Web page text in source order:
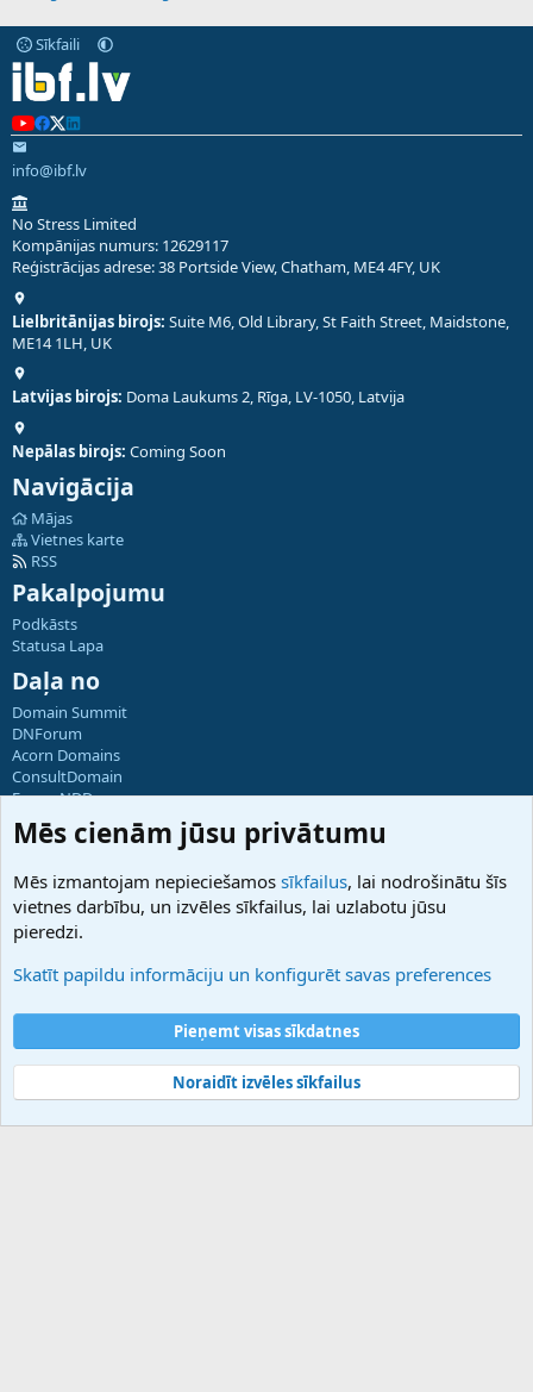
Sīkfaili
info@ibf.lv
No Stress Limited
Kompānijas numurs: 12629117
Reģistrācijas adrese: 38 Portside View, Chatham, ME4 4FY, UK
Lielbritānijas birojs: Suite M6, Old Library, St Faith Street, Maidstone,
ME14 1LH, UK
Latvijas birojs: Doma Laukums 2, Rīga, LV-1050, Latvija
Nepālas birojs: Coming Soon
Navigācija
Mājas
Vietnes karte
RSS
Pakalpojumu
Podkāsts
Statusa Lapa
Daļa no
Domain Summit
DNForum
Acorn Domains
ConsultDomain
ForumNDD
Domainforum.ro
27.be
Hostmaria
Atbalsts
Palīdzība
Noteikumi un nosacījumi
Privātuma politika
Community platform by XenForo® © 2010-2025 XenForo Ltd.
Mēs cienām jūsu privātumu
Mēs izmantojam nepieciešamos sīkfailus, lai nodrošinātu šīs
vietnes darbību, un izvēles sīkfailus, lai uzlabotu jūsu
pieredzi.
Skatīt papildu informāciju un konfigurēt savas preferences
Pieņemt visas sīkdatnes
Noraidīt izvēles sīkfailus